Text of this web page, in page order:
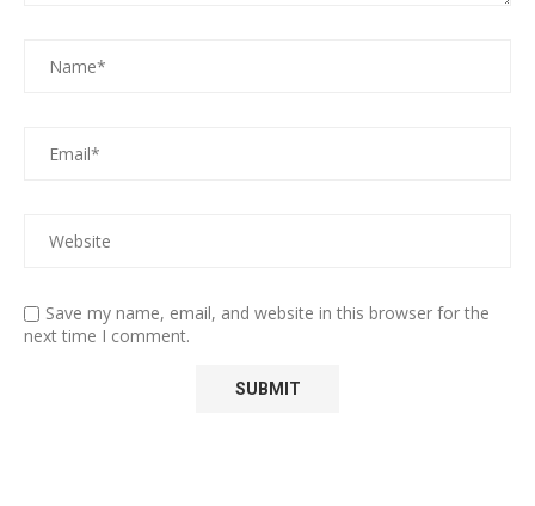
Save my name, email, and website in this browser for the
next time I comment.